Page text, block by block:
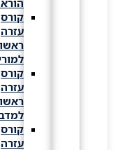
הוראה
קורס
עזרה
ראשונה
למורים
קורס
עזרה
ראשונה
למדבירים
קורס
עזרה